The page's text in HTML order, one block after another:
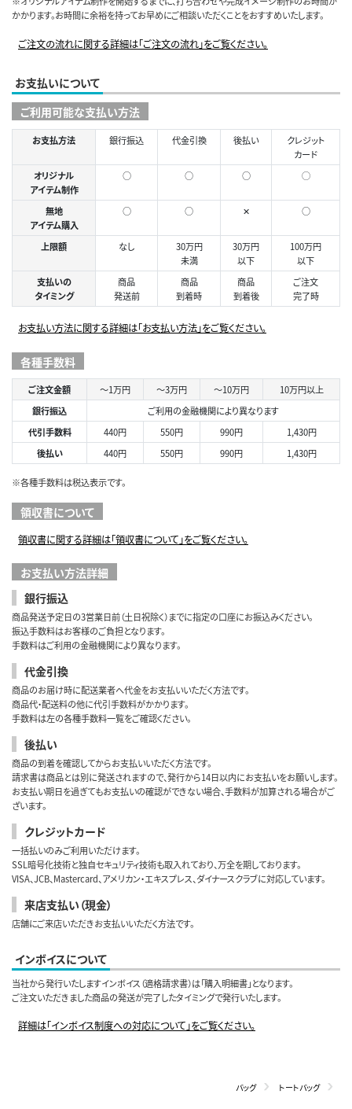
かかります。お時間に余裕を持ってお早めにご相談いただくことをおすすめいたします。
ご注文の流れに関する詳細は「ご注文の流れ」をご覧ください。
お支払いについて
ご利用可能な支払い方法
お支払方法 銀行振込 代金引換 後払い
クレジット
カード
オリジナル
アイテム制作
○ ○ ○ ◯
無地
アイテム購入
○ ○ ✕ ○
上限額 なし
30万円
未満
30万円
以下
100万円
以下
支払いの
タイミング
商品
発送前
商品
到着時
商品
到着後
ご注文
完了時
お支払い方法に関する詳細は「お支払い方法」をご覧ください。
各種手数料
ご注文金額 ～1万円 ～3万円 ～10万円
10万円以上
銀行振込
ご利用の金融機関により異なります
代引手数料
440円 550円 990円
1,430円
後払い
440円 550円 990円 1,430円
※各種手数料は税込表示です。
領収書について
領収書に関する詳細は「領収書について」をご覧ください。
お支払い方法詳細
銀行振込
商品発送予定日の3営業日前（土日祝除く）までに指定の口座にお振込みください。
振込手数料はお客様のご負担となります。
手数料はご利用の金融機関により異なります。
代金引換
商品のお届け時に配送業者へ代金をお支払いいただく方法です。
商品代・配送料の他に代引手数料がかかります。
手数料は左の各種手数料一覧をご確認ください。
後払い
商品の到着を確認してからお支払いいただく方法です。
請求書は商品とは別に発送されますので、発行から14日以内にお支払いをお願いします。
お支払い期日を過ぎてもお支払いの確認ができない場合、手数料が加算される場合がご
ざいます。
クレジットカード
一括払いのみご利用いただけます。
SSL暗号化技術と独自セキュリティ技術も取入れており、万全を期しております。
VISA、JCB、Mastercard、アメリカン・エキスプレス、ダイナースクラブに対応しています。
来店支払い（現金）
店舗にご来店いただきお支払いいただく方法です。
インボイスについて
当社から発行いたしますインボイス（適格請求書）は「購入明細書」となります。
ご注文いただきました商品の発送が完了したタイミングで発行いたします。
詳細は「インボイス制度への対応について」をご覧ください。
バッグ トートバッグ